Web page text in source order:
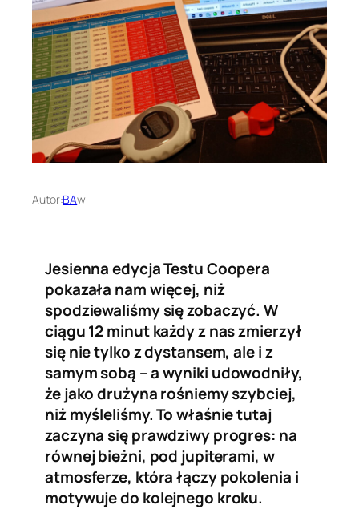
Autor:BAw
Jesienna edycja Testu Coopera
pokazała nam więcej, niż
spodziewaliśmy się zobaczyć. W
ciągu 12 minut każdy z nas zmierzył
się nie tylko z dystansem, ale i z
samym sobą – a wyniki udowodniły,
że jako drużyna rośniemy szybciej,
niż myśleliśmy. To właśnie tutaj
zaczyna się prawdziwy progres: na
równej bieżni, pod jupiterami, w
atmosferze, która łączy pokolenia i
motywuje do kolejnego kroku.